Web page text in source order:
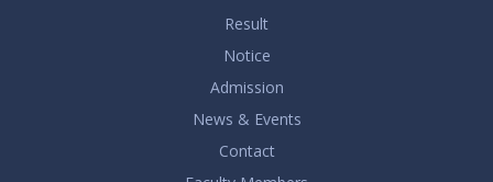
Result
Notice
Admission
News & Events
Contact